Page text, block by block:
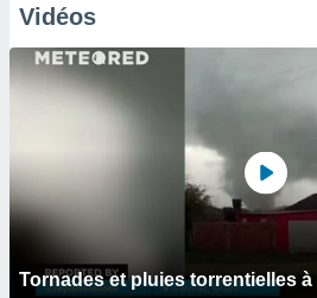
Vidéos
Tornades et pluies torrentielles à